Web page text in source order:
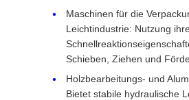
Maschinen für die
Leichtindustrie: Nutzung
Schieben, Ziehen und
Holzbearbeitungs- und
Bietet stabile hydraulische